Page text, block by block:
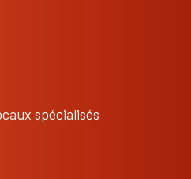
spécialisés